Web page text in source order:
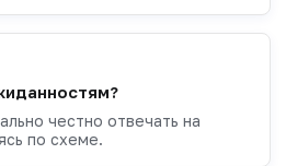
честно отвечать на
по схеме.